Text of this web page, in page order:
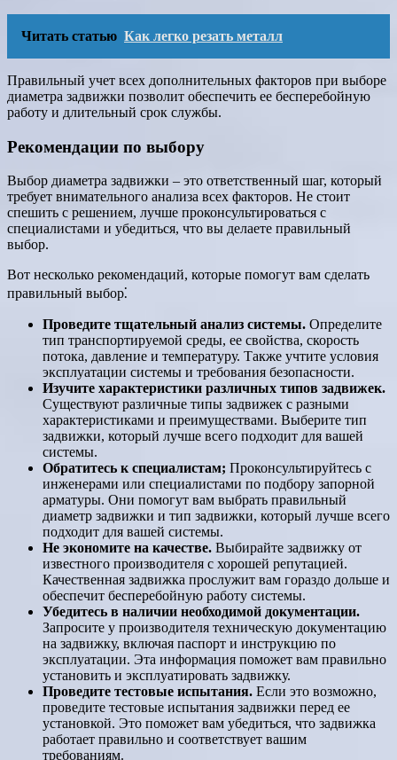
Читать статью Как легко резать металл
Правильный учет всех дополнительных факторов при выборе
диаметра задвижки позволит обеспечить ее бесперебойную
работу и длительный срок службы.
Рекомендации по выбору
Выбор диаметра задвижки – это ответственный шаг, который
требует внимательного анализа всех факторов. Не стоит
спешить с решением, лучше проконсультироваться с
специалистами и убедиться, что вы делаете правильный
выбор.
Вот несколько рекомендаций, которые помогут вам сделать
правильный выбор⁚
Проведите тщательный анализ системы. Определите
тип транспортируемой среды, ее свойства, скорость
потока, давление и температуру. Также учтите условия
эксплуатации системы и требования безопасности.
Изучите характеристики различных типов задвижек.
Существуют различные типы задвижек с разными
характеристиками и преимуществами. Выберите тип
задвижки, который лучше всего подходит для вашей
системы.
Обратитесь к специалистам; Проконсультируйтесь с
инженерами или специалистами по подбору запорной
арматуры. Они помогут вам выбрать правильный
диаметр задвижки и тип задвижки, который лучше всего
подходит для вашей системы.
Не экономите на качестве. Выбирайте задвижку от
известного производителя с хорошей репутацией.
Качественная задвижка прослужит вам гораздо дольше и
обеспечит бесперебойную работу системы.
Убедитесь в наличии необходимой документации.
Запросите у производителя техническую документацию
на задвижку, включая паспорт и инструкцию по
эксплуатации. Эта информация поможет вам правильно
установить и эксплуатировать задвижку.
Проведите тестовые испытания. Если это возможно,
проведите тестовые испытания задвижки перед ее
установкой. Это поможет вам убедиться, что задвижка
работает правильно и соответствует вашим
требованиям.